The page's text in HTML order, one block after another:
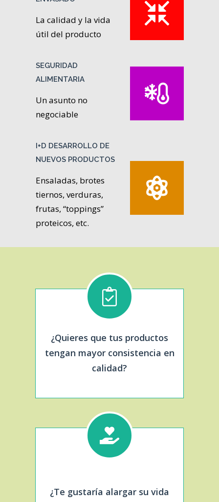
La calidad y la vida
útil del producto
SEGURIDAD
ALIMENTARIA
Un asunto no
negociable
I+D DESARROLLO DE
NUEVOS PRODUCTOS
Ensaladas, brotes
tiernos, verduras,
frutas, “toppings”
proteicos, etc.
¿Quieres que tus productos
tengan mayor consistencia en
calidad?
¿Te gustaría alargar su vida